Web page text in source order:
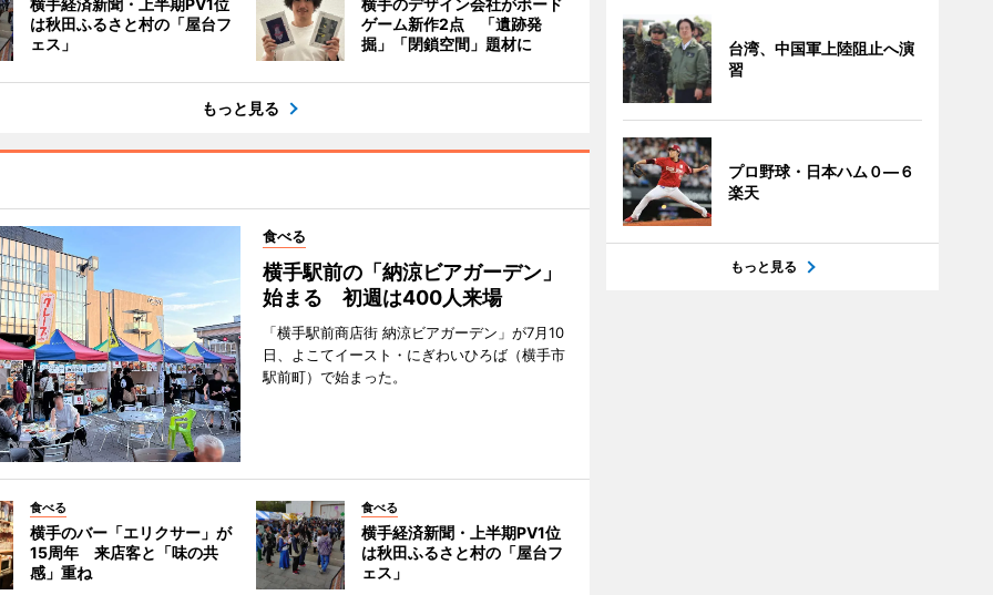
横手経済新聞・上半期PV1位
は秋田ふるさと村の「屋台フ
ェス」
横手のデザイン会社がボード
ゲーム新作2点 「遺跡発
掘」「閉鎖空間」題材に
もっと見る
食べる
横手駅前の「納涼ビアガーデン」
始まる 初週は400人来場
「横手駅前商店街 納涼ビアガーデン」が7月10
日、よこてイースト・にぎわいひろば（横手市
駅前町）で始まった。
食べる
横手のバー「エリクサー」が
15周年 来店客と「味の共
感」重ね
食べる
横手経済新聞・上半期PV1位
は秋田ふるさと村の「屋台フ
ェス」
台湾、中国軍上陸阻止へ演
習
プロ野球・日本ハム０―６
楽天
もっと見る